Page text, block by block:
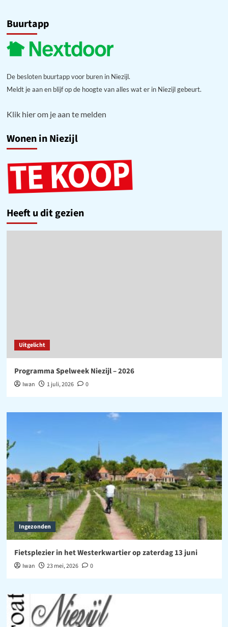
Buurtapp
De besloten buurtapp voor buren in Niezijl.
Meldt je aan en blijf op de hoogte van alles wat er in Niezijl gebeurt.
Klik hier om je aan te melden
Wonen in Niezijl
Heeft u dit gezien
Uitgelicht
Programma Spelweek Niezijl – 2026
Iwan 1 juli, 2026 0
Ingezonden
Fietsplezier in het Westerkwartier op zaterdag 13 juni
Iwan 23 mei, 2026 0